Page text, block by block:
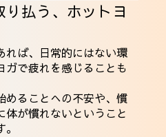
払う、ホットヨ
れば、日常的にはない環
ガで疲れを感じることも
めることへの不安や、慣
体が慣れないということ